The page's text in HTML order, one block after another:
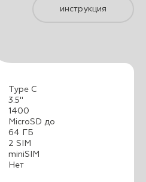
инструкция
Type C
3.5"
1400
MicroSD до
64 ГБ
2 SIM
miniSIM
Нет